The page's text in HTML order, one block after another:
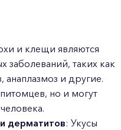
и клещи являются
заболеваний, таких как
анаплазмоз и другие.
но и могут
дерматитов: Укусы